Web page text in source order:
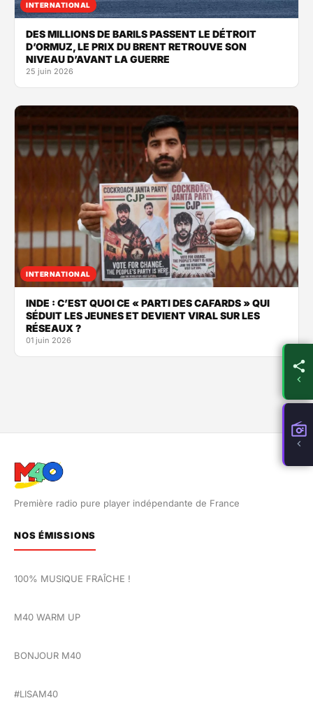
INTERNATIONAL
DES MILLIONS DE BARILS PASSENT LE DÉTROIT
D’ORMUZ, LE PRIX DU BRENT RETROUVE SON
NIVEAU D’AVANT LA GUERRE
25 juin 2026
INTERNATIONAL
INDE : C’EST QUOI CE « PARTI DES CAFARDS » QUI
SÉDUIT LES JEUNES ET DEVIENT VIRAL SUR LES
RÉSEAUX ?
01 juin 2026
Première radio pure player indépendante de France
NOS ÉMISSIONS
100% MUSIQUE FRAÎCHE !
M40 WARM UP
BONJOUR M40
#LISAM40